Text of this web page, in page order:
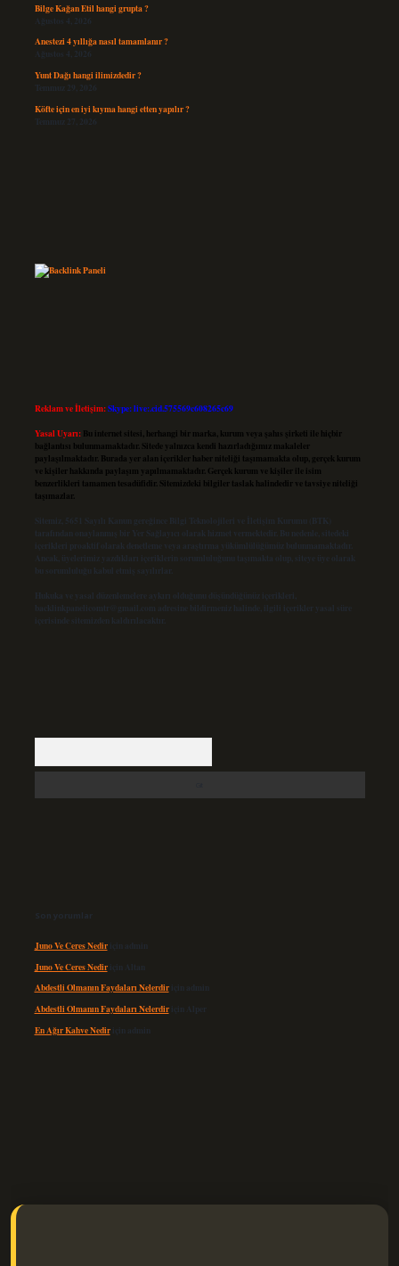
Bilge Kağan Etil hangi grupta ?
Ağustos 4, 2026
Anestezi 4 yıllığa nasıl tamamlanır ?
Ağustos 4, 2026
Yunt Dağı hangi ilimizdedir ?
Temmuz 29, 2026
Köfte için en iyi kıyma hangi etten yapılır ?
Temmuz 27, 2026
Reklam ve İletişim:Skype: live:.cid.575569c608265c69
Yasal Uyarı: Bu internet sitesi, herhangi bir marka, kurum veya şahıs şirketi ile hiçbir
bağlantısı bulunmamaktadır. Sitede yalnızca kendi hazırladığımız makaleler
paylaşılmaktadır. Burada yer alan içerikler haber niteliği taşımamakta olup, gerçek kurum
ve kişiler hakkında paylaşım yapılmamaktadır. Gerçek kurum ve kişiler ile isim
benzerlikleri tamamen tesadüfidir. Sitemizdeki bilgiler taslak halindedir ve tavsiye niteliği
taşımazlar.
Sitemiz, 5651 Sayılı Kanun gereğince Bilgi Teknolojileri ve İletişim Kurumu (BTK)
tarafından onaylanmış bir Yer Sağlayıcı olarak hizmet vermektedir. Bu nedenle, sitedeki
içerikleri proaktif olarak denetleme veya araştırma yükümlülüğümüz bulunmamaktadır.
Ancak, üyelerimiz yazdıkları içeriklerin sorumluluğunu taşımakta olup, siteye üye olarak
bu sorumluluğu kabul etmiş sayılırlar.
Hukuka ve yasal düzenlemelere aykırı olduğunu düşündüğünüz içerikleri,
backlinkpanelicomtr@gmail.com adresine bildirmeniz halinde, ilgili içerikler yasal süre
içerisinde sitemizden kaldırılacaktır.
Son yorumlar
Juno Ve Ceres Nediriçin admin
Juno Ve Ceres Nediriçin Altan
Abdestli Olmanın Faydaları Nelerdiriçin admin
Abdestli Olmanın Faydaları Nelerdiriçin Alper
En Ağır Kahve Nediriçin admin